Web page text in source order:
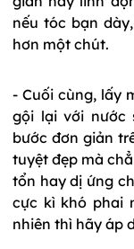
nếu tóc bạn
hơn một chút.
- Cuối cùng, lấy
gội lại với nước
bước đơn giản
tuyệt đẹp mà
tổn hay dị ứng
cực kì khó phai
nhiên thì hãy áp